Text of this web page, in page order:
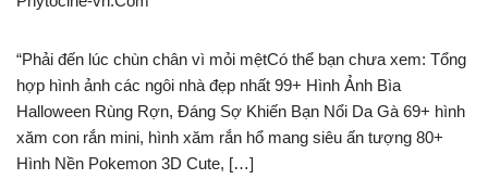
“Phải đến lúc chùn chân vì mỏi mệtCó thể bạn chưa xem: Tổng
hợp hình ảnh các ngôi nhà đẹp nhất 99+ Hình Ảnh Bìa
Halloween Rùng Rợn, Đáng Sợ Khiến Bạn Nổi Da Gà 69+ hình
xăm con rắn mini, hình xăm rắn hổ mang siêu ấn tượng 80+
Hình Nền Pokemon 3D Cute, […]